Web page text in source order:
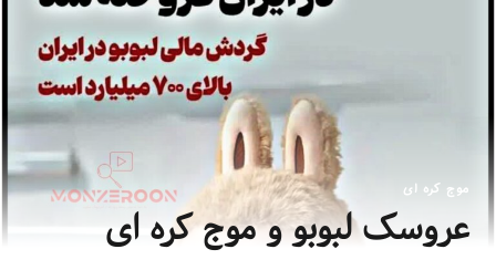
موج کره ای
عروسک لبوبو و موج کره ای